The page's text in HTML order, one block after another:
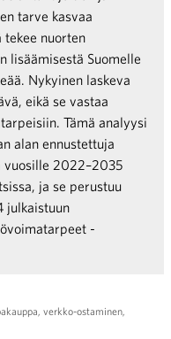
tarve kasvaa
tekee nuorten
lisäämisestä Suomelle
Nykyinen laskeva
eikä se vastaa
Tämä analyysi
alan ennustettuja
2022–2035
ja se perustuu
julkaistuun
-
, verkko-ostaminen,